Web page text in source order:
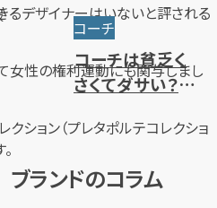
デザイナーはいないと評される
女性の権利運動にも関与しまし
ション（プレタポルテコレクショ
勝手やサイズ・人
気色を解説
コーチ
コーチは貧乏く
さくてダサい？年
ドイメージを解
ブランドのコラム